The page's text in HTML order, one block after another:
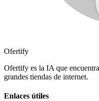
Ofertify
Ofertify es la IA que
grandes tiendas de internet.
Enlaces útiles